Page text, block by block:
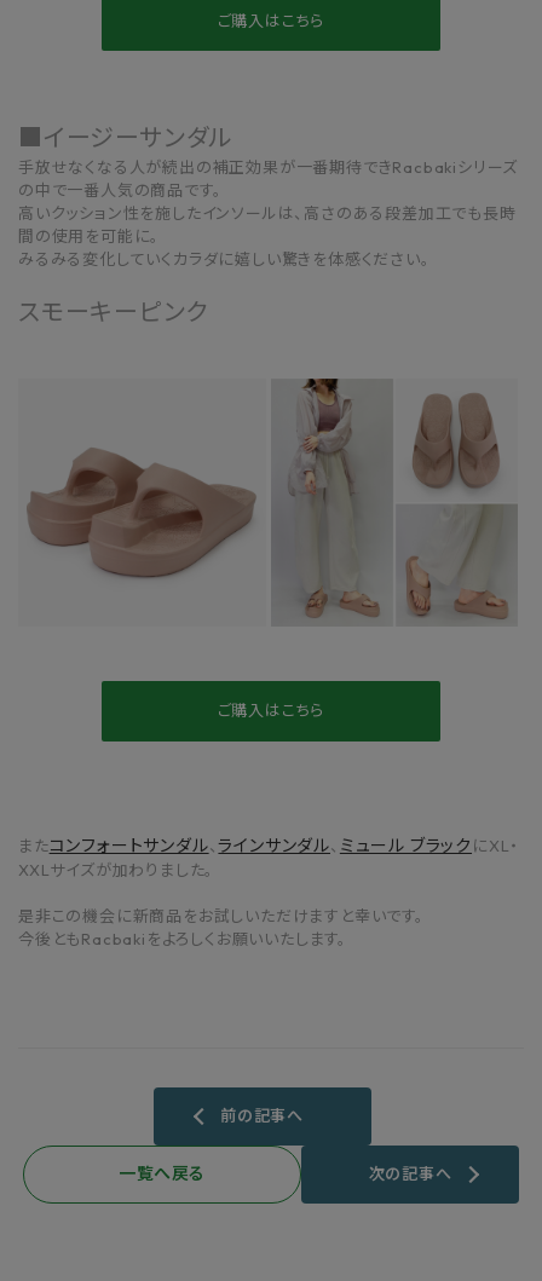
ご購入はこちら
■イージーサンダル
手放せなくなる人が続出の補正効果が一番期待できRacbakiシリーズ
の中で一番人気の商品です。
高いクッション性を施したインソールは、高さのある段差加工でも長時
間の使用を可能に。
みるみる変化していくカラダに嬉しい驚きを体感ください。
スモーキーピンク
ご購入はこちら
またコンフォートサンダル、ラインサンダル、 ミュール ブラック にXL・
XXLサイズが加わりました。
是非この機会に新商品をお試しいただけますと幸いです。
今後ともRacbakiをよろしくお願いいたします。
前の記事へ
一覧へ戻る 次の記事へ